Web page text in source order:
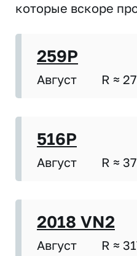
которые вскоре
259P
Август R ≈
516P
Август R ≈
2018 VN2
Август R ≈